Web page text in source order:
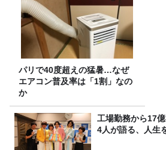
パリで40度超えの猛暑…なぜ
エアコン普及率は「1割」なの
か
工場勤務から17
4人が語る、人生